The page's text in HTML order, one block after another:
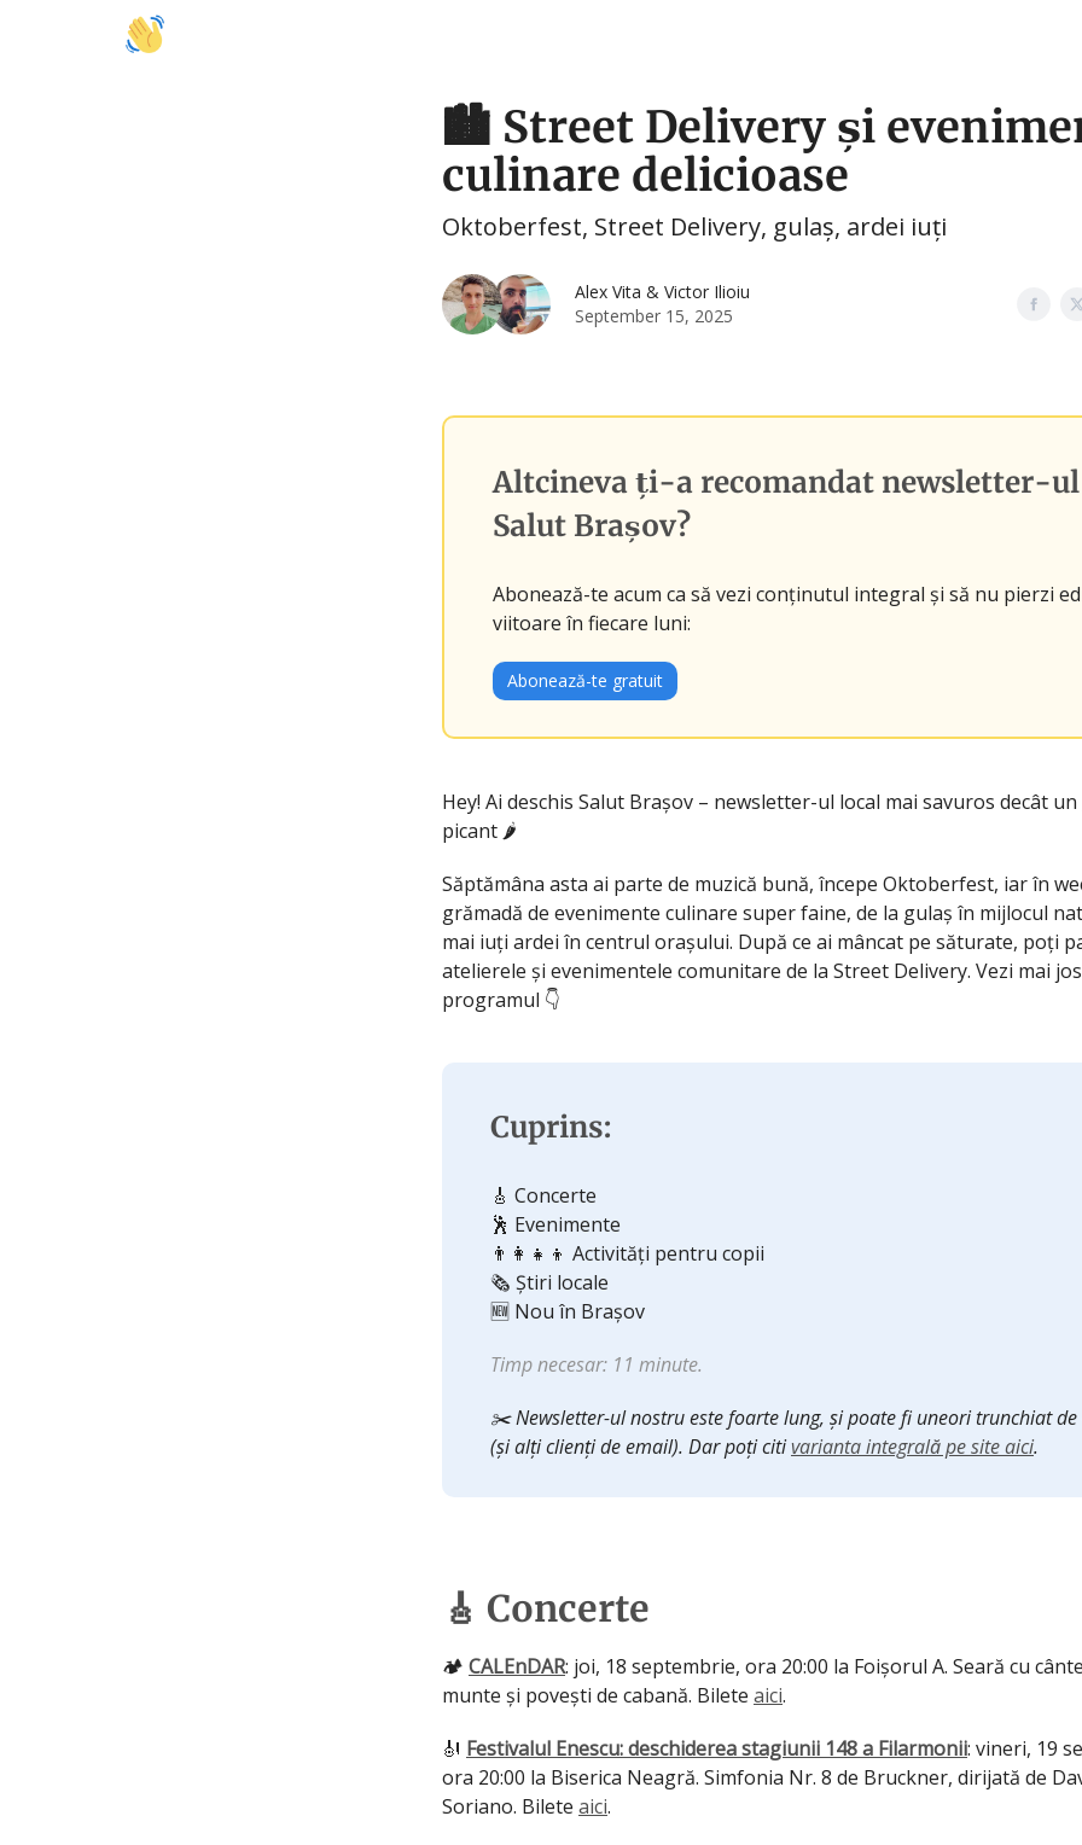
🏙️ Street Delivery și
culinare delicioase
Oktoberfest, Street Delivery, gulaș, ardei iuți
Alex Vita & Victor Ilioiu
September 15, 2025
Altcineva ți-a recomandat newsletter-ul
Salut Brașov?
Abonează-te acum ca să vezi conținutul integral și să nu pierzi
viitoare în fiecare luni:
Abonează-te gratuit
Hey! Ai deschis Salut Brașov – newsletter-ul local mai savuros decât
picant 🌶️
Săptămâna asta ai parte de muzică bună, începe Oktoberfest, iar în
grămadă de evenimente culinare super faine, de la gulaș în mijlocul
mai iuți ardei în centrul orașului. După ce ai mâncat pe săturate, poți
atelierele și evenimentele comunitare de la Street Delivery. Vezi mai
programul 👇
Cuprins:
🎸 Concerte
🕺 Evenimente
👨‍👩‍👧‍👦 Activități pentru copii
🗞️ Știri locale
🆕 Nou în Brașov
Timp necesar: 11 minute.
✂️ Newsletter-ul nostru este foarte lung, și poate fi uneori trunchiat
(și alți clienți de email). Dar poți citivarianta integrală pe site aici.
🎸 Concerte
🏕️ CALEnDAR: joi, 18 septembrie, ora 20:00 la Foișorul A. Seară cu
munte și povești de cabană. Bilete aici.
🎻 Festivalul Enescu: deschiderea stagiunii 148 a Filarmonii: vineri, 19
ora 20:00 la Biserica Neagră. Simfonia Nr. 8 de Bruckner, dirijată de
Soriano. Bilete aici.